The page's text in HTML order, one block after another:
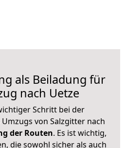
als Beiladung für
nach Uetze
Schritt bei der
von Salzgitter nach
der Routen. Es ist wichtig,
die sowohl sicher als auch